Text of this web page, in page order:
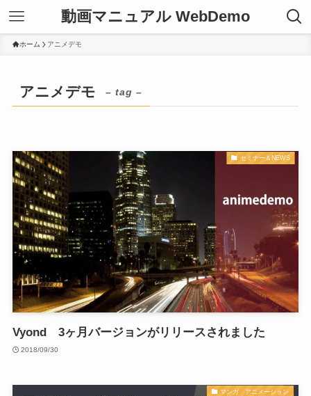
動画マニュアル WebDemo
ホーム アニメデモ
アニメデモ – tag –
セミナー＆NEWS
Vyond 3ヶ月バージョンがリリースされました
2018/09/30
マンガ アニメーション